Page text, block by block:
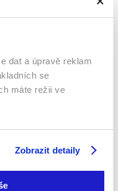
dat a úpravě reklam
se
máte režii ve
Zobrazit detaily